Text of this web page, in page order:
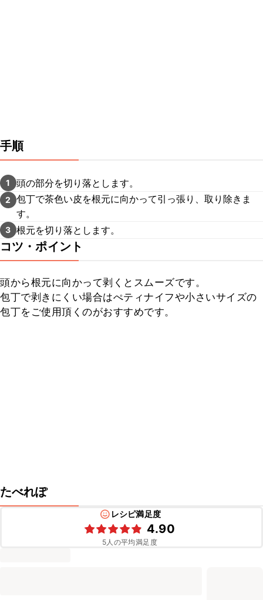
手順
1 頭の部分を切り落とします。
2
包丁で茶色い皮を根元に向かって引っ張り、取り除きま
す。
3 根元を切り落とします。
コツ・ポイント
頭から根元に向かって剥くとスムーズです。
包丁で剥きにくい場合はぺティナイフや小さいサイズの
包丁をご使用頂くのがおすすめです。
たべれぽ
レシピ満足度
4.90
5人の平均満足度